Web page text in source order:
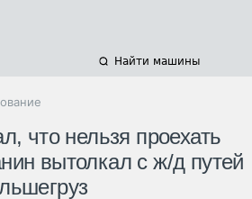
Найти машины
что нельзя проехать
вытолкал с ж/д путей